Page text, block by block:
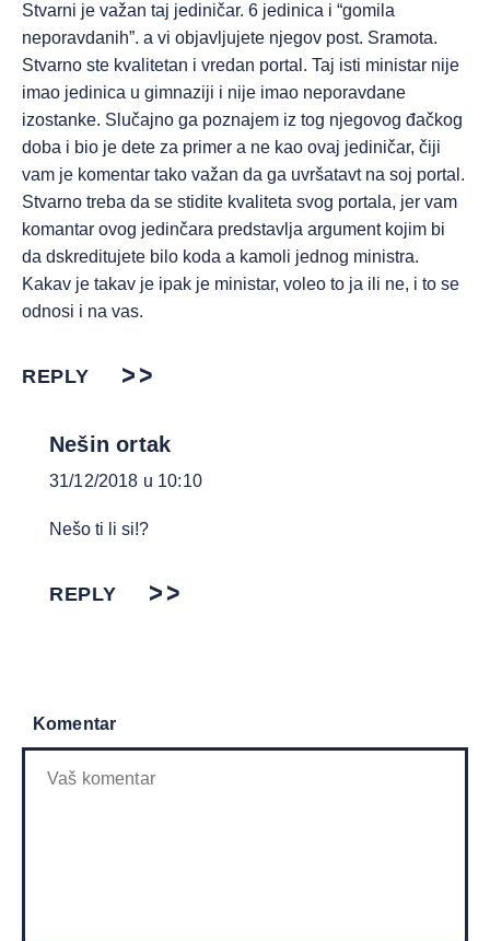
Stvarni je važan taj jediničar. 6 jedinica i “gomila
neporavdanih”. a vi objavljujete njegov post. Sramota.
Stvarno ste kvalitetan i vredan portal. Taj isti ministar nije
imao jedinica u gimnaziji i nije imao neporavdane
izostanke. Slučajno ga poznajem iz tog njegovog đačkog
doba i bio je dete za primer a ne kao ovaj jediničar, čiji
vam je komentar tako važan da ga uvršatavt na soj portal.
Stvarno treba da se stidite kvaliteta svog portala, jer vam
komantar ovog jedinčara predstavlja argument kojim bi
da dskreditujete bilo koda a kamoli jednog ministra.
Kakav je takav je ipak je ministar, voleo to ja ili ne, i to se
odnosi i na vas.
REPLY
Nešin ortak
31/12/2018 u 10:10
Nešo ti li si!?
REPLY
Komentar